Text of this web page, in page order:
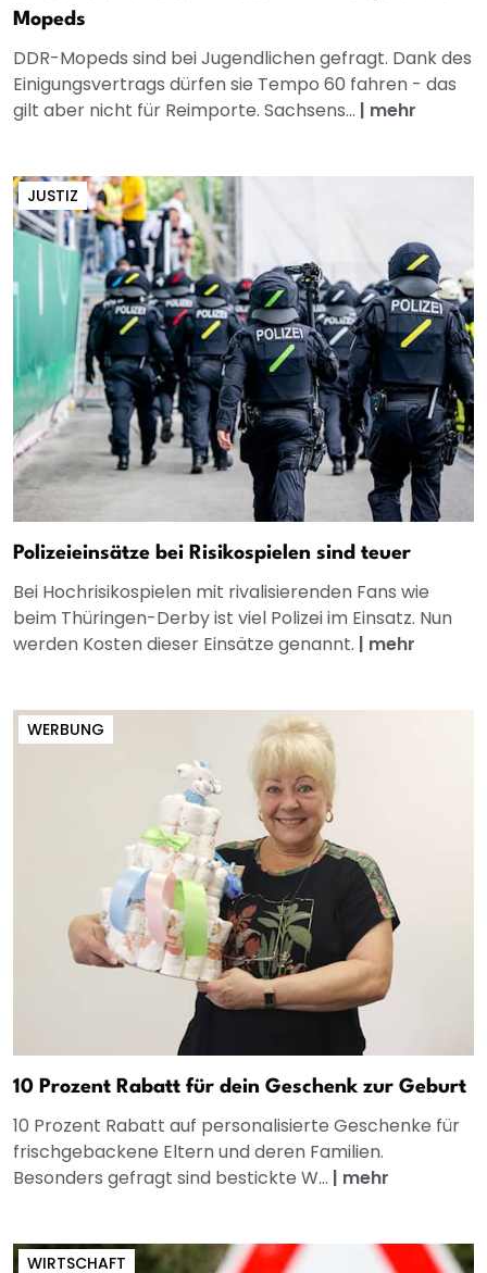
Mopeds
DDR-Mopeds sind bei Jugendlichen gefragt. Dank des
Einigungsvertrags dürfen sie Tempo 60 fahren - das
gilt aber nicht für Reimporte. Sachsens... | mehr
JUSTIZ
Polizeieinsätze bei Risikospielen sind teuer
Bei Hochrisikospielen mit rivalisierenden Fans wie
beim Thüringen-Derby ist viel Polizei im Einsatz. Nun
werden Kosten dieser Einsätze genannt. | mehr
WERBUNG
10 Prozent Rabatt für dein Geschenk zur Geburt
10 Prozent Rabatt auf personalisierte Geschenke für
frischgebackene Eltern und deren Familien.
Besonders gefragt sind bestickte W... | mehr
WIRTSCHAFT